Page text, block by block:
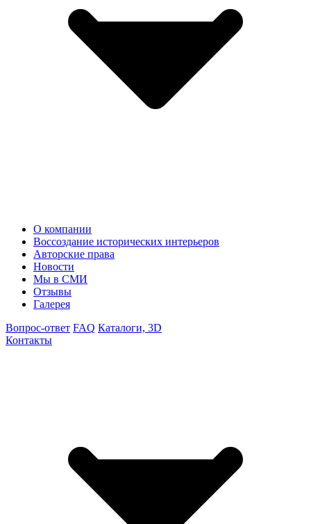
О компании
Воссоздание исторических интерьеров
Авторские права
Новости
Мы в СМИ
Отзывы
Галерея
Вопрос-ответ FAQ Каталоги, 3D
Контакты